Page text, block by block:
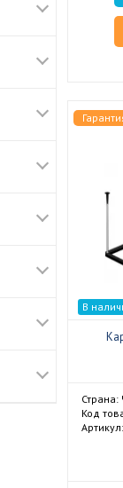
В
Страна:
Код